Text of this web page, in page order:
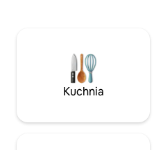
znajduje się również duże
podwórko, które zapewnia
i spokojną, wyspiarską
wakacyjne przeżycia.
Kuchnia